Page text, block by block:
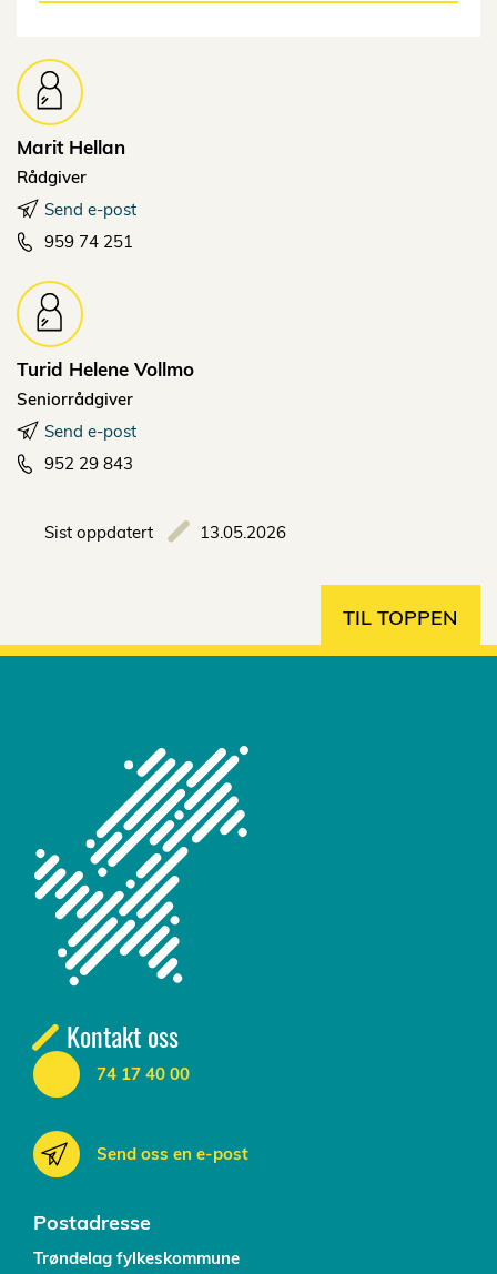
Marit Hellan
Rådgiver
Send e-post
959 74 251
Turid Helene Vollmo
Seniorrådgiver
Send e-post
952 29 843
Sist oppdatert 13.05.2026
TIL TOPPEN
Kontakt oss
74 17 40 00
Send oss en e-post
Postadresse
Trøndelag fylkeskommune